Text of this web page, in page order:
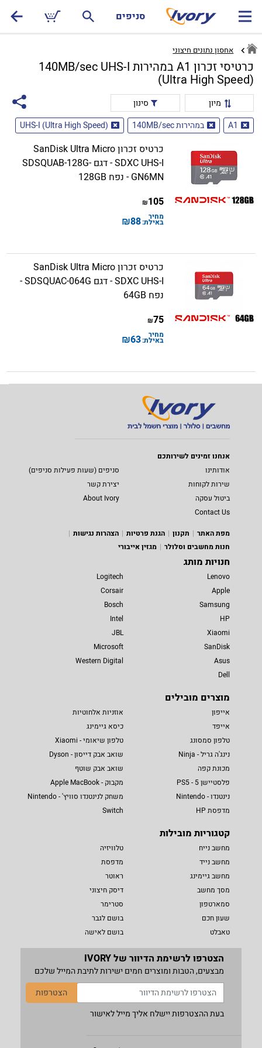
סניפים
אחסון נתונים חיצוני
כרטיסי זכרון A1 במהירות 140MB/sec UHS-I
(Ultra High Speed)
מיון
סינון
A1
במהירות 140MB/sec UHS-I (Ultra High Speed)
כרטיס זכרון SanDisk Ultra Micro
SDXC UHS-I - דגם SDSQUAB-128G-
GN6MN - נפח 128GB
105
₪
מחיר
באילת:88
₪
כרטיס זכרון SanDisk Ultra Micro
SDXC UHS-I - דגם SDSQUAC-064G -
נפח 64GB
75
₪
מחיר
באילת:63
₪
אנחנו זמינים לשירותכם
אודותינו
סניפים (שעות פעילות סניפים)
שירות לקוחות
יצירת קשר
ביטול עסקה
About Ivory
Contact Us
מפת האתר
תקנון הגנת פרטיות
הצהרות נגישות
חנות מחשבים וסלולר
מגזין אייבורי
חנויות מותג
Lenovo
Apple
Samsung
HP
Xiaomi
SanDisk
Asus
Dell
Logitech
Corsair
Bosch
Intel
JBL
Microsoft
Western Digital
מוצרים מובילים
אייפון
אייפד
טלפון סמסונג
נינג'ה גריל - Ninja
מכונת קפה
פלסטיישן 5 - PS5
נינטנדו - Nintendo
מדפסת HP
אוזניות אלחוטיות
כיסא גיימינג
טלפון שיאומי - Xiaomi
שואב אבק דייסון - Dyson
שואב אבק שוטף
מקבוק - Apple MacBook
משחק לנינטנדו סוויץ' - Nintendo
Switch
קטגוריות מובילות
מחשב נייח
מחשב נייד
מחשב גיימינג
מסך מחשב
סמארטפון
שעון חכם
טאבלט
טלוויזיה
מדפסת
ראוטר
דיסק חיצוני
סטרימר
בושם לגבר
בושם לאישה
הצטרפו לרשימת הדיוור של IVORY
מבצעים, הטבות ומוצרים חמים ישירות לתיבת המייל שלכם
הצטרפות
בעת ההצטרפות יישלח אליך מייל לאישור